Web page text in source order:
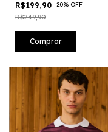
R$199,90 -20% OFF
R$249,90
Comprar